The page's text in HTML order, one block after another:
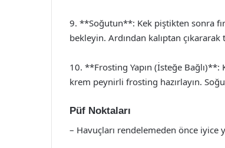
9. **Soğutun**: Kek piştikten sonra
bekleyin. Ardından kalıptan
10. **Frosting Yapın (İsteğe Bağlı)**:
krem peynirli frosting hazırlayın.
Püf Noktaları
– Havuçları rendelemeden önce iyice